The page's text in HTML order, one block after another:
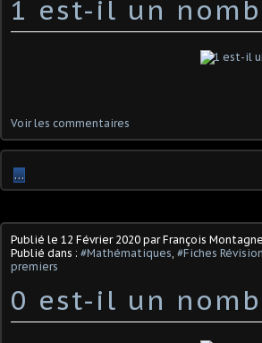
1 est-il un
Voir les commentaires
…
Publié le 12 Février 2020 par François Montagne
Publié dans : #Mathématiques #Fiches
premiers
0 est-il un